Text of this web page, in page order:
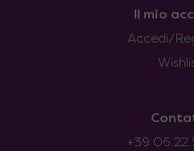
Il mio
Accedi/
+39